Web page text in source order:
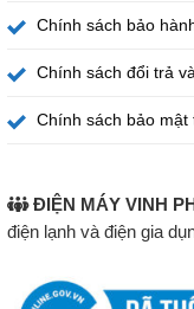
Chính sách bảo
Chính sách đổi trả
Chính sách bảo mật
ĐIỆN MÁY VINH
điện lạnh và điện gia